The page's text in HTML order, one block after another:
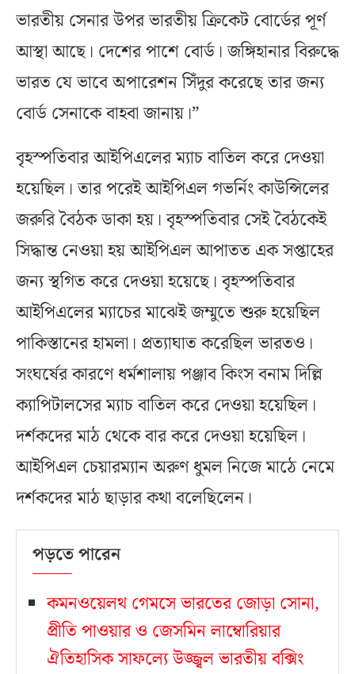
ভারতীয় সেনার উপর ভারতীয় ক্রিকেট বোর্ডের পূর্ণ
আস্থা আছে। দেশের পাশে বোর্ড। জঙ্গিহানার বিরুদ্ধে
ভারত যে ভাবে অপারেশন সিঁদুর করেছে তার জন্য
বোর্ড সেনাকে বাহবা জানায়।”
বৃহস্পতিবার আইপিএলের ম্যাচ বাতিল করে দেওয়া
হয়েছিল। তার পরেই আইপিএল গভর্নিং কাউন্সিলের
জরুরি বৈঠক ডাকা হয়। বৃহস্পতিবার সেই বৈঠকেই
সিদ্ধান্ত নেওয়া হয় আইপিএল আপাতত এক সপ্তাহের
জন্য স্থগিত করে দেওয়া হয়েছে। বৃহস্পতিবার
আইপিএলের ম্যাচের মাঝেই জম্মুতে শুরু হয়েছিল
পাকিস্তানের হামলা। প্রত্যাঘাত করেছিল ভারতও।
সংঘর্ষের কারণে ধর্মশালায় পঞ্জাব কিংস বনাম দিল্লি
ক্যাপিটালসের ম্যাচ বাতিল করে দেওয়া হয়েছিল।
দর্শকদের মাঠ থেকে বার করে দেওয়া হয়েছিল।
আইপিএল চেয়ারম্যান অরুণ ধুমল নিজে মাঠে নেমে
দর্শকদের মাঠ ছাড়ার কথা বলেছিলেন।
পড়তে পারেন
কমনওয়েলথ গেমসে ভারতের জোড়া সোনা,
প্রীতি পাওয়ার ও জেসমিন লাম্বোরিয়ার
ঐতিহাসিক সাফল্যে উজ্জ্বল ভারতীয় বক্সিং